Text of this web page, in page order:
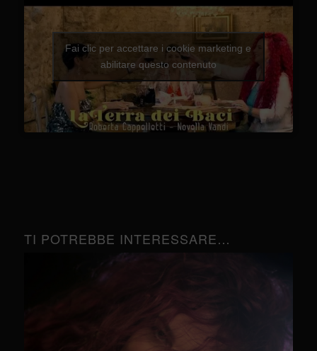
Fai clic per accettare i cookie marketing e
abilitare questo contenuto
TI POTREBBE INTERESSARE…